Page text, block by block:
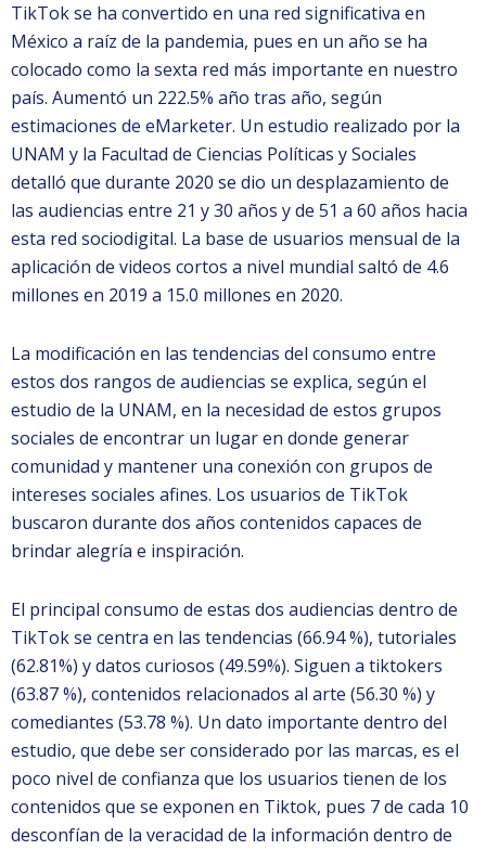
TikTok se ha convertido en una red significativa en
México a raíz de la pandemia, pues en un año se ha
colocado como la sexta red más importante en nuestro
país. Aumentó un 222.5% año tras año, según
estimaciones de eMarketer. Un estudio realizado por la
UNAM y la Facultad de Ciencias Políticas y Sociales
detalló que durante 2020 se dio un desplazamiento de
las audiencias entre 21 y 30 años y de 51 a 60 años hacia
esta red sociodigital. La base de usuarios mensual de la
aplicación de videos cortos a nivel mundial saltó de 4.6
millones en 2019 a 15.0 millones en 2020.
La modificación en las tendencias del consumo entre
estos dos rangos de audiencias se explica, según el
estudio de la UNAM, en la necesidad de estos grupos
sociales de encontrar un lugar en donde generar
comunidad y mantener una conexión con grupos de
intereses sociales afines. Los usuarios de TikTok
buscaron durante dos años contenidos capaces de
brindar alegría e inspiración.
El principal consumo de estas dos audiencias dentro de
TikTok se centra en las tendencias (66.94 %), tutoriales
(62.81%) y datos curiosos (49.59%). Siguen a tiktokers
(63.87 %), contenidos relacionados al arte (56.30 %) y
comediantes (53.78 %). Un dato importante dentro del
estudio, que debe ser considerado por las marcas, es el
poco nivel de confianza que los usuarios tienen de los
contenidos que se exponen en Tiktok, pues 7 de cada 10
desconfían de la veracidad de la información dentro de